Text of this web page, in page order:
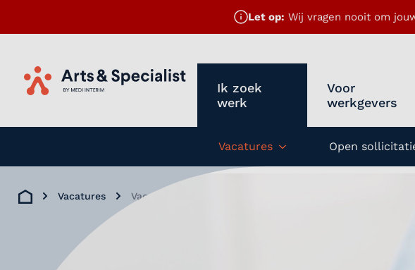
Let op: Wij vragen nooit om
Home
Ik zoek
werk
Voor
werkgevers
Vacatures
Open
Home
Vacatures Vaccinatiearts GGD regio Utrecht